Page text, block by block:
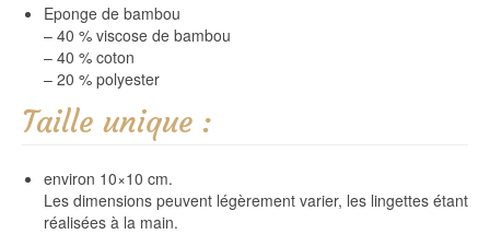
Eponge de bambou
– 40 % viscose de bambou
– 40 % coton
– 20 % polyester
Taille unique :
environ 10×10 cm.
Les dimensions peuvent légèrement varier, les lingettes étant
réalisées à la main.